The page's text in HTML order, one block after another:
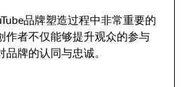
品牌塑造过程中非常重要的
作者不仅能够提升观众的参与
牌的认同与忠诚。